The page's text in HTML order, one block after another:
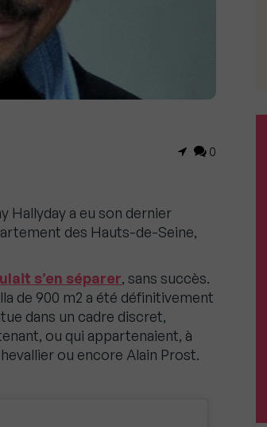
0
Hallyday a eu son dernier
des Hauts-de-Seine,
s’en séparer, sans succès.
de 900 m2 a été définitivement
dans un cadre discret,
ou qui appartenaient, à
ou encore Alain Prost.